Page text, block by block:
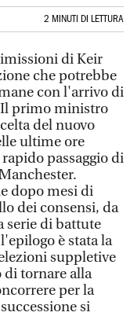
2 MINUTI DI LETTURA
di Keir
che potrebbe
con l'arrivo di
Il primo ministro
del nuovo
ultime ore
passaggio di
dopo mesi di
dei consensi, da
serie di battute
è stata la
suppletive
di tornare alla
per la
si